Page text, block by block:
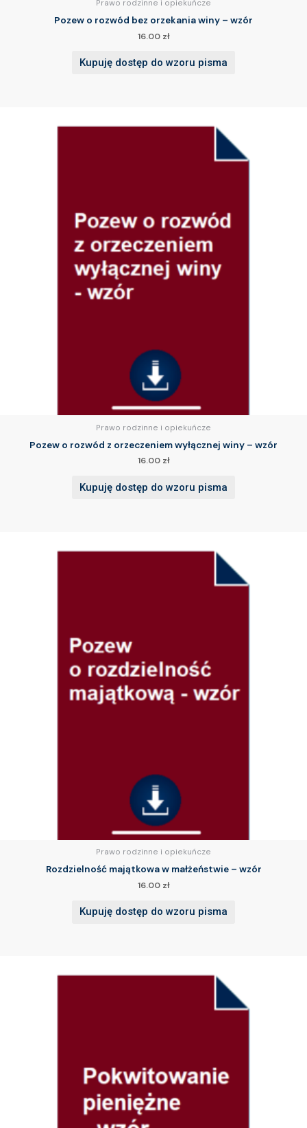
Prawo rodzinne i opiekuńcze
Pozew o rozwód bez orzekania winy – wzór
16.00 zł
Kupuję dostęp do wzoru pisma
Prawo rodzinne i opiekuńcze
Pozew o rozwód z orzeczeniem wyłącznej winy – wzór
16.00 zł
Kupuję dostęp do wzoru pisma
Prawo rodzinne i opiekuńcze
Rozdzielność majątkowa w małżeństwie – wzór
16.00 zł
Kupuję dostęp do wzoru pisma